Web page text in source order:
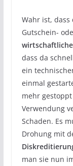
Wahr ist,
Gutschein-
dass da
ein
einmal
mehr
Verwendung
Schaden. Es
Drohung mit
man sie nun